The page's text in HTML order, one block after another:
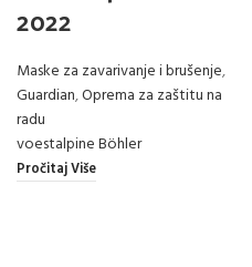
2022
Maske za zavarivanje i brušenje,
Guardian,Oprema za zaštitu na
radu
voestalpine Böhler
Pročitaj Više